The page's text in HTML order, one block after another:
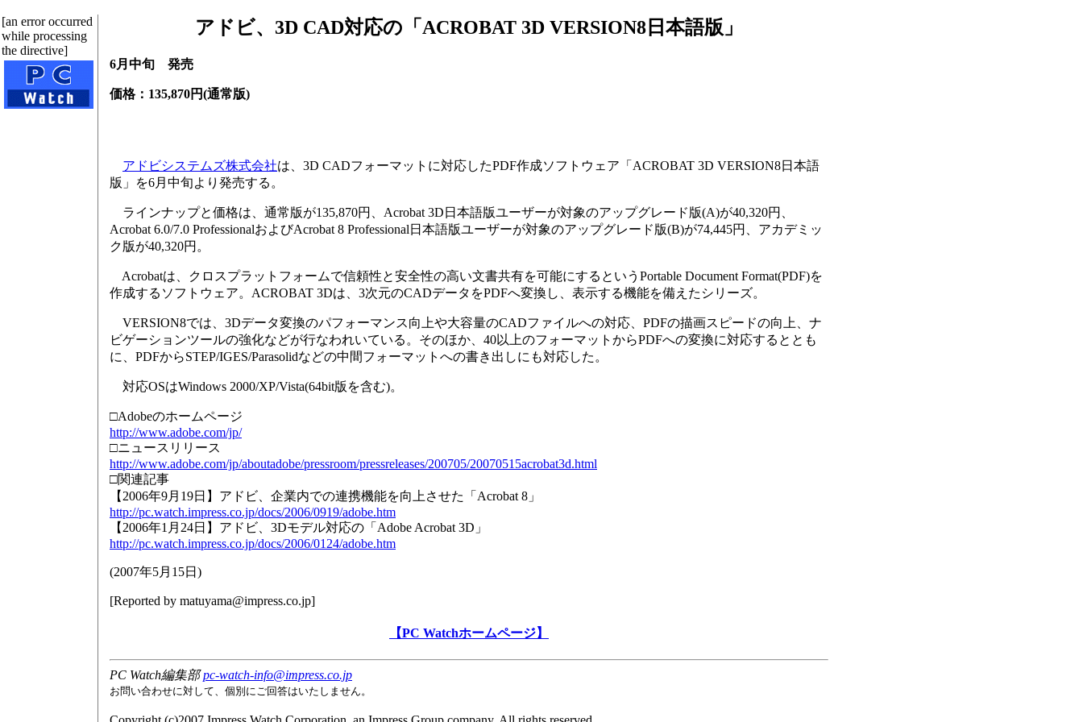
[an error occurred
while processing
the directive]
アドビ、3D CAD対応の「ACROBAT 3D VERSION8日本語版」
6月中旬 発売
価格：135,870円(通常版)
アドビシステムズ株式会社は、3D CADフォーマットに対応したPDF作成ソフトウェア「ACROBAT 3D VERSION8日本語
版」を6月中旬より発売する。
ラインナップと価格は、通常版が135,870円、Acrobat 3D日本語版ユーザーが対象のアップグレード版(A)が40,320円、
Acrobat 6.0/7.0 ProfessionalおよびAcrobat 8 Professional日本語版ユーザーが対象のアップグレード版(B)が74,445円、アカデミッ
ク版が40,320円。
Acrobatは、クロスプラットフォームで信頼性と安全性の高い文書共有を可能にするというPortable Document Format(PDF)を
作成するソフトウェア。ACROBAT 3Dは、3次元のCADデータをPDFへ変換し、表示する機能を備えたシリーズ。
VERSION8では、3Dデータ変換のパフォーマンス向上や大容量のCADファイルへの対応、PDFの描画スピードの向上、ナ
ビゲーションツールの強化などが行なわれいている。そのほか、40以上のフォーマットからPDFへの変換に対応するととも
に、PDFからSTEP/IGES/Parasolidなどの中間フォーマットへの書き出しにも対応した。
対応OSはWindows 2000/XP/Vista(64bit版を含む)。
□Adobeのホームページ
http://www.adobe.com/jp/
□ニュースリリース
http://www.adobe.com/jp/aboutadobe/pressroom/pressreleases/200705/20070515acrobat3d.html
□関連記事
【2006年9月19日】アドビ、企業内での連携機能を向上させた「Acrobat 8」
http://pc.watch.impress.co.jp/docs/2006/0919/adobe.htm
【2006年1月24日】アドビ、3Dモデル対応の「Adobe Acrobat 3D」
http://pc.watch.impress.co.jp/docs/2006/0124/adobe.htm
(2007年5月15日 )
[Reported by matuyama@impress.co.jp]
【PC Watchホームページ】
PC Watch編集部pc-watch-info@impress.co.jp
お問い合わせに対して、個別にご回答はいたしません。